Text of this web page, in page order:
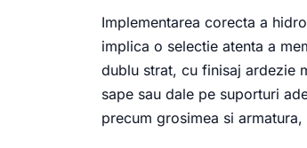
Implementarea corecta a
implica o selectie atenta a
dublu strat, cu finisaj ardezie
sape sau dale pe suporturi
precum grosimea si